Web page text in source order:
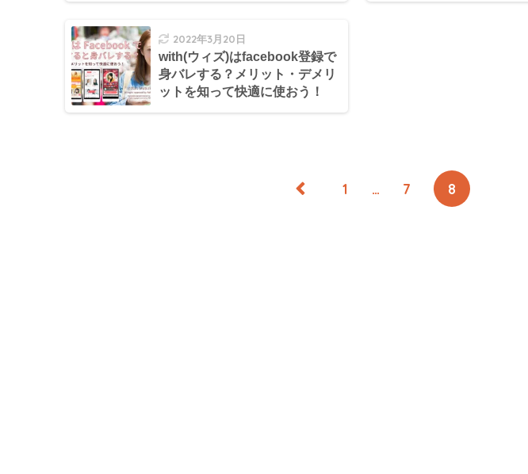
2022年3月20日
with(ウィズ)はfacebook登録で
身バレする？メリット・デメリ
ットを知って快適に使おう！
1 … 7 8